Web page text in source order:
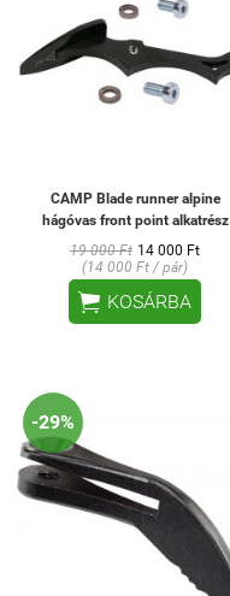
CAMP Blade runner alpine
hágóvas front point alkatrész
19 000 Ft 14 000 Ft
(14 000 Ft / pár)
 KOSÁRBA
-29%